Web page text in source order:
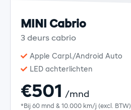
MINI Cabrio
3 deurs cabrio
Apple Carpl./Android Auto
LED achterlichten
€501 /mnd
*Bij 60 mnd & 10.000 km/j (excl. BTW)